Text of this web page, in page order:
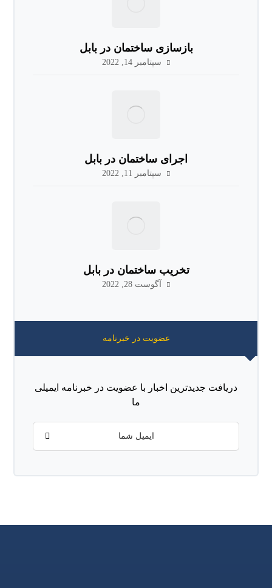
بازسازی ساختمان در بابل
سپتامبر 14, 2022
اجرای ساختمان در بابل
سپتامبر 11, 2022
تخریب ساختمان در بابل
آگوست 28, 2022
عضویت در خبرنامه
دریافت جدیدترین اخبار با عضویت در خبرنامه ایمیلی
ما